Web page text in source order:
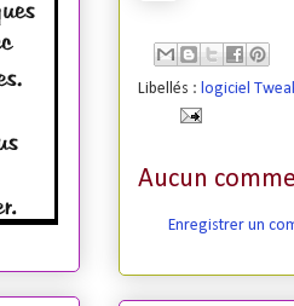
Libellés : logiciel
Aucun
Enregistrer un